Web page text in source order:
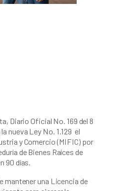
Diario Oficial No. 169 del 8
nueva Ley No. 1.129  el
y Comercio (MIFIC) por
de Bienes Raíces de
90 días.
mantener una Licencia de